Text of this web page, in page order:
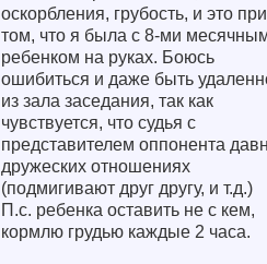
оскорбления, грубость, и это при
том, что я была с 8-ми
ребенком на руках. Боюсь
ошибиться и даже быть
из зала заседания, так как
чувствуется, что судья с
представителем оппонента
дружеских отношениях
(подмигивают друг другу, и т.д.)
П.с. ребенка оставить не с кем,
кормлю грудью каждые 2 часа.